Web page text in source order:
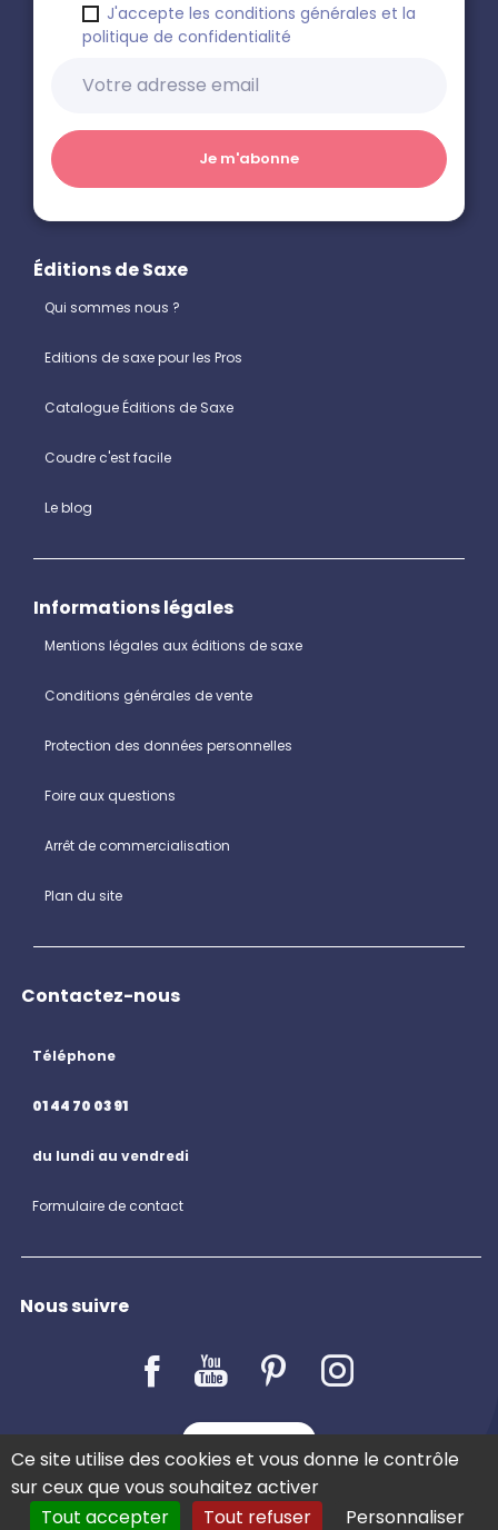
J'accepte les conditions générales et la
politique de confidentialité
Éditions de Saxe
Qui sommes nous ?
Editions de saxe pour les Pros
Catalogue Éditions de Saxe
Coudre c'est facile
Le blog
Informations légales
Mentions légales aux éditions de saxe
Conditions générales de vente
Protection des données personnelles
Foire aux questions
Arrêt de commercialisation
Plan du site
Contactez-nous
Téléphone
01 44 70 03 91
du lundi au vendredi
Formulaire de contact
Nous suivre
LE BLOG
Ce site utilise des cookies et vous donne le contrôle
sur ceux que vous souhaitez activer
Tout accepter
Tout refuser Personnaliser